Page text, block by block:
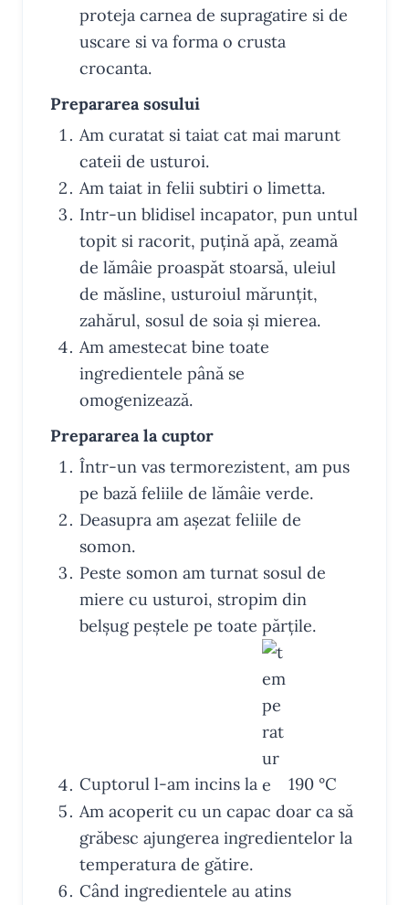
proteja carnea de supragatire si de
uscare si va forma o crusta
crocanta.
Prepararea sosului
Am curatat si taiat cat mai marunt
cateii de usturoi.
Am taiat in felii subtiri o limetta.
Intr-un blidisel incapator, pun untul
topit si racorit, puțină apă, zeamă
de lămâie proaspăt stoarsă, uleiul
de măsline, usturoiul mărunțit,
zahărul, sosul de soia și mierea.
Am amestecat bine toate
ingredientele până se
omogenizează.
Prepararea la cuptor
Într-un vas termorezistent, am pus
pe bază feliile de lămâie verde.
Deasupra am așezat feliile de
somon.
Peste somon am turnat sosul de
miere cu usturoi, stropim din
belșug peștele pe toate părțile.
Cuptorul l-am incins la 190°C
Am acoperit cu un capac doar ca să
grăbesc ajungerea ingredientelor la
temperatura de gătire.
Când ingredientele au atins